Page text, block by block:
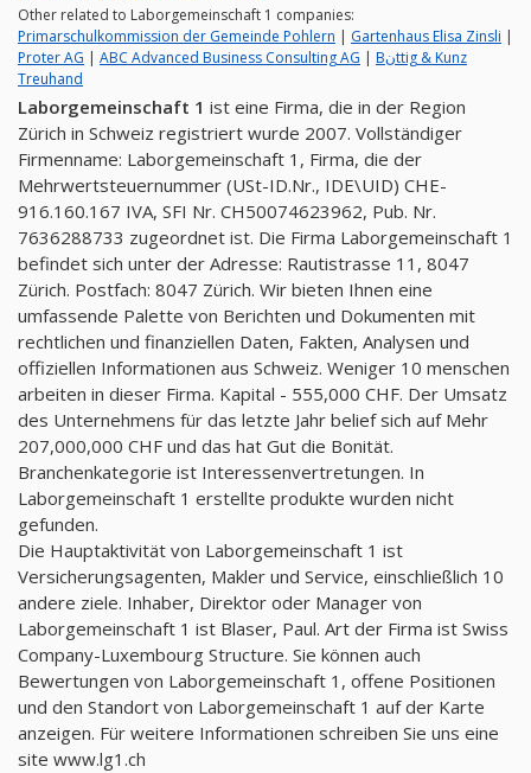
Other related to Laborgemeinschaft 1 companies:
Primarschulkommission der Gemeinde Pohlern | Gartenhaus Elisa Zinsli |
Proter AG | ABC Advanced Business Consulting AG | Bنttig & Kunz
Treuhand
Laborgemeinschaft 1 ist eine Firma, die in der Region
Zürich in Schweiz registriert wurde 2007. Vollständiger
Firmenname: Laborgemeinschaft 1, Firma, die der
Mehrwertsteuernummer (USt-ID.Nr., IDE\UID) CHE-
916.160.167 IVA, SFI Nr. CH50074623962, Pub. Nr.
7636288733 zugeordnet ist. Die Firma Laborgemeinschaft 1
befindet sich unter der Adresse: Rautistrasse 11, 8047
Zürich. Postfach: 8047 Zürich. Wir bieten Ihnen eine
umfassende Palette von Berichten und Dokumenten mit
rechtlichen und finanziellen Daten, Fakten, Analysen und
offiziellen Informationen aus Schweiz. Weniger 10 menschen
arbeiten in dieser Firma. Kapital - 555,000 CHF. Der Umsatz
des Unternehmens für das letzte Jahr belief sich auf Mehr
207,000,000 CHF und das hat Gut die Bonität.
Branchenkategorie ist Interessenvertretungen. In
Laborgemeinschaft 1 erstellte produkte wurden nicht
gefunden.
Die Hauptaktivität von Laborgemeinschaft 1 ist
Versicherungsagenten, Makler und Service, einschließlich 10
andere ziele. Inhaber, Direktor oder Manager von
Laborgemeinschaft 1 ist Blaser, Paul. Art der Firma ist Swiss
Company-Luxembourg Structure. Sie können auch
Bewertungen von Laborgemeinschaft 1, offene Positionen
und den Standort von Laborgemeinschaft 1 auf der Karte
anzeigen. Für weitere Informationen schreiben Sie uns eine
site www.lg1.ch